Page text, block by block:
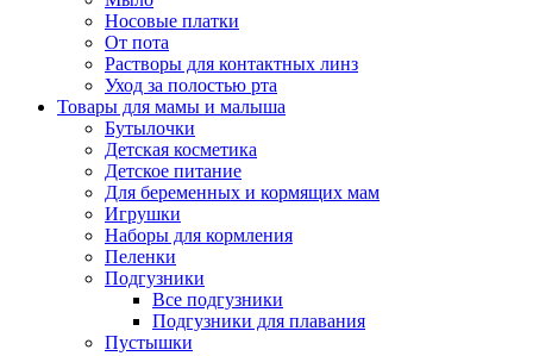
Носовые платки
От пота
Растворы для контактных линз
Уход за полостью рта
Товары для мамы и малыша
Бутылочки
Детская косметика
Детское питание
Для беременных и кормящих мам
Игрушки
Наборы для кормления
Пеленки
Подгузники
Все подгузники
Подгузники для плавания
Пустышки